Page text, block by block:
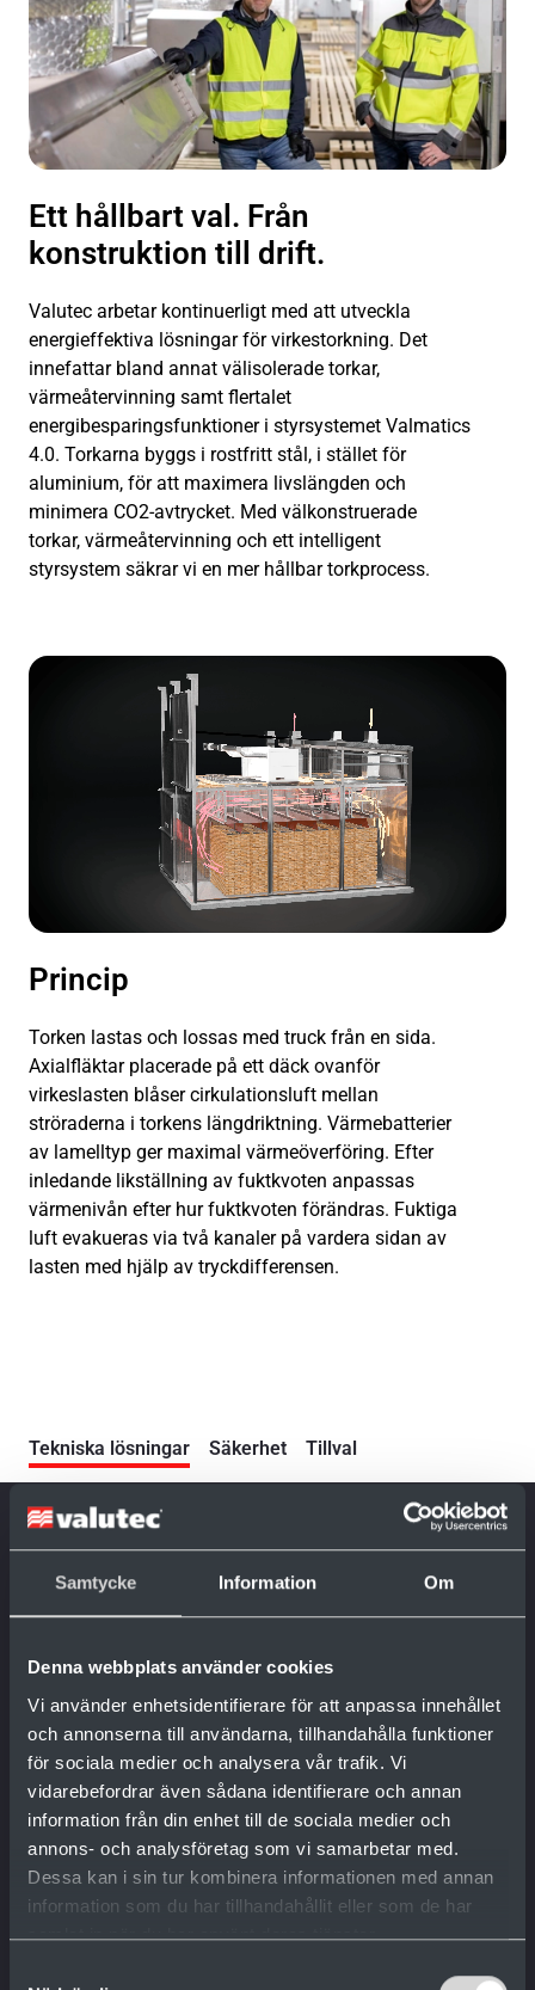
Samtycke Information Om
Denna webbplats använder cookies
Vi använder enhetsidentifierare för att anpassa innehållet
och annonserna till användarna, tillhandahålla funktioner
för sociala medier och analysera vår trafik. Vi
vidarebefordrar även sådana identifierare och annan
information från din enhet till de sociala medier och
annons- och analysföretag som vi samarbetar med.
Dessa kan i sin tur kombinera informationen med annan
information som du har tillhandahållit eller som de har
samlat in när du har använt deras tjänster.
Ett hållbart val. Från
konstruktion till drift.
Valutec arbetar kontinuerligt med att utveckla
energieffektiva lösningar för virkestorkning. Det
innefattar bland annat välisolerade torkar,
värmeåtervinning samt flertalet
energibesparingsfunktioner i styrsystemet Valmatics
4.0. Torkarna byggs i rostfritt stål, i stället för
aluminium, för att maximera livslängden och
minimera CO2-avtrycket. Med välkonstruerade
torkar, värmeåtervinning och ett intelligent
styrsystem säkrar vi en mer hållbar torkprocess.
Princip
Torken lastas och lossas med truck från en sida.
Axialfläktar placerade på ett däck ovanför
virkeslasten blåser cirkulationsluft mellan
ströraderna i torkens längdriktning. Värmebatterier
av lamelltyp ger maximal värmeöverföring. Efter
inledande likställning av fuktkvoten anpassas
värmenivån efter hur fuktkvoten förändras. Fuktiga
luft evakueras via två kanaler på vardera sidan av
lasten med hjälp av tryckdifferensen.
Tekniska lösningar Säkerhet Tillval
Som branschledare inom virkestorkning tar
vi tillvara på de nytänkande möjligheter som
Allt för att hela tiden kunna erbjuda
lösningar som uppfyller de hårda krav vi
ställer på våra produkter. Med en
kombination av kunskap, erfarenhet och en
internationellt ledande forskningsavdelning
har vi utvecklat en rad tekniska lösningar.